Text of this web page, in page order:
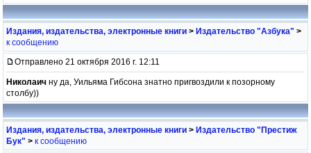
Издания, издательства, электронные книги > Издательство "Азбука" >
к сообщению
Отправлено 21 октября 2016 г. 12:11
Николаич ну да, Уильяма Гибсона знатно пригвоздили к позорному
столбу))
Издания, издательства, электронные книги > Издательство "Престиж
Бук" > к сообщению